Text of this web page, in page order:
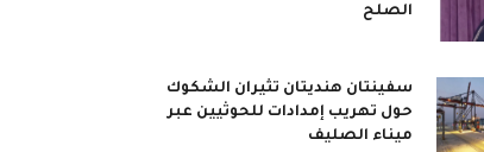
الصلح
سفينتان هنديتان تثيران الشكوك
حول تهريب إمدادات للحوثيين عبر
ميناء الصليف